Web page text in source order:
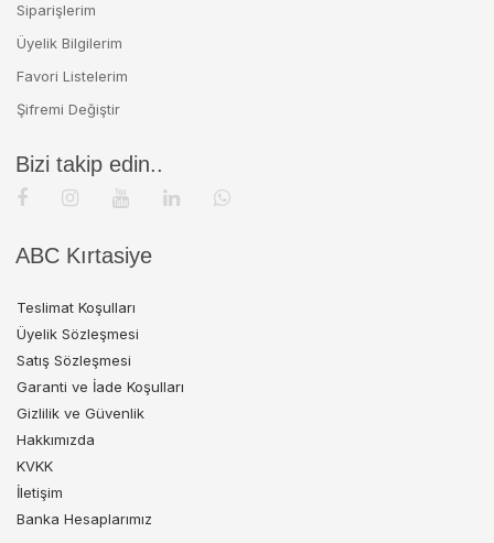
Siparişlerim
Üyelik Bilgilerim
Favori Listelerim
Şifremi Değiştir
Bizi takip edin..
ABC Kırtasiye
Teslimat Koşulları
Üyelik Sözleşmesi
Satış Sözleşmesi
Garanti ve İade Koşulları
Gizlilik ve Güvenlik
Hakkımızda
KVKK
İletişim
Banka Hesaplarımız